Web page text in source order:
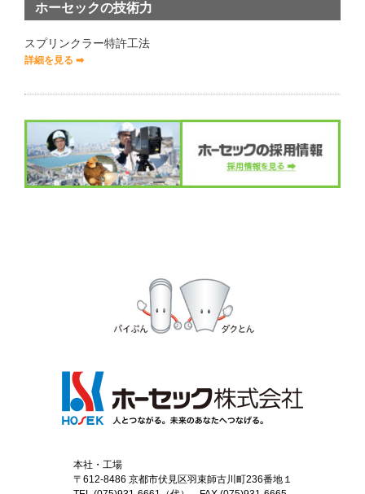
ホーセックの技術力
スプリンクラー特許工法
詳細を見る ➡︎
本社・工場
〒612-8486 京都市伏見区羽束師古川町236番地１